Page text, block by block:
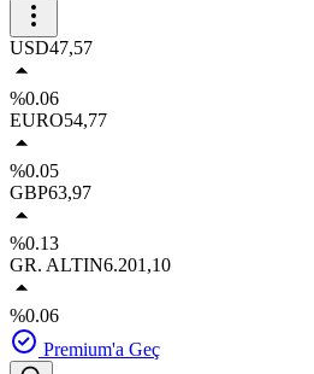
USD47,57
%0.06
EURO54,77
%0.05
GBP63,97
%0.13
GR. ALTIN6.201,10
%0.06
Premium'a Geç